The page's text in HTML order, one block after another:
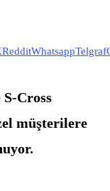
RedditWhatsappTelgraf
Cross
müşterilere